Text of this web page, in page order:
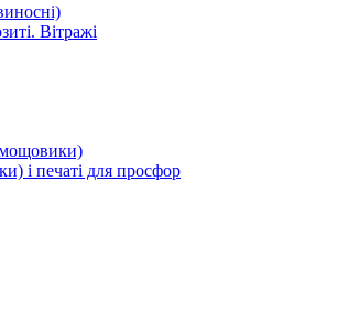
Вітражі
і печаті для просфор